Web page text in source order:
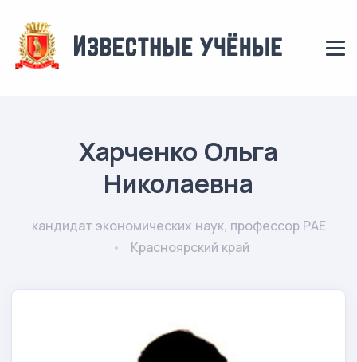
Харченко Ольга
Николаевна
кандидат экономических наук, профессор РАЕ
Красноярский край